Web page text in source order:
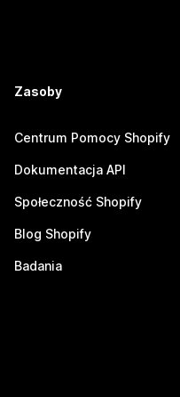
Zasoby
Centrum Pomocy Shopify
Dokumentacja API
Społeczność Shopify
Blog Shopify
Badania